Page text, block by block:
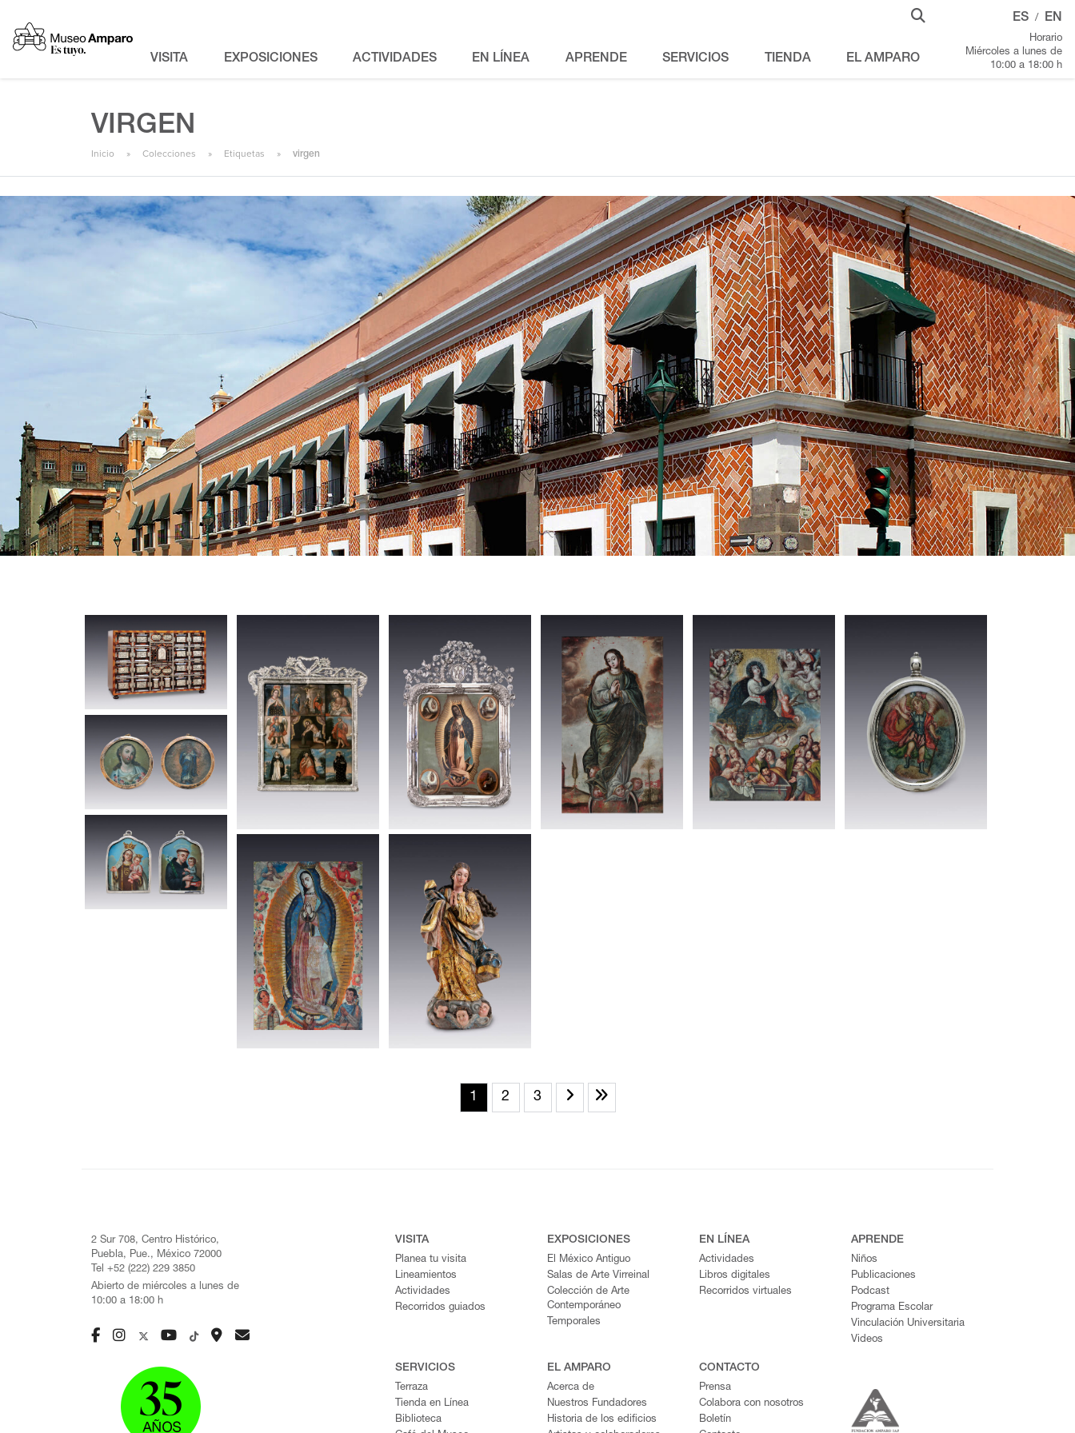
VISITA EXPOSICIONES ACTIVIDADES EN LÍNEA APRENDE SERVICIOS TIENDA EL AMPARO
ES / EN
Horario
Miércoles a lunes de
10:00 a 18:00 h
VIRGEN
Inicio Colecciones Etiquetas virgen
1 2 3
2 Sur 708, Centro Histórico,
Puebla, Pue., México 72000
Tel +52 (222) 229 3850
Abierto de miércoles a lunes de
10:00 a 18:00 h
VISITA
Planea tu visita
Lineamientos
Actividades
Recorridos guiados
EXPOSICIONES
El México Antiguo
Salas de Arte Virreinal
Colección de Arte
Contemporáneo
Temporales
EN LÍNEA
Actividades
Libros digitales
Recorridos virtuales
APRENDE
Niños
Publicaciones
Podcast
Programa Escolar
Vinculación Universitaria
Videos
SERVICIOS
Terraza
Tienda en Línea
Biblioteca
EL AMPARO
Acerca de
Nuestros Fundadores
Historia de los edificios
CONTACTO
Prensa
Colabora con nosotros
Boletín